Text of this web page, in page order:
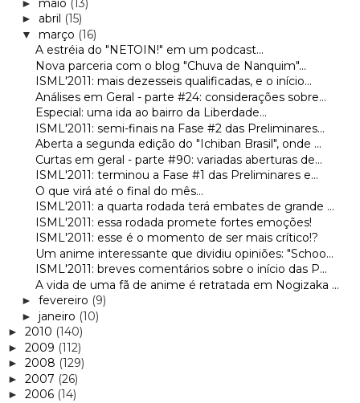
► maio (13)
► abril (15)
▼ março (16)
A estréia do "NETOIN!" em um podcast...
Nova parceria com o blog "Chuva de Nanquim"...
ISML'2011: mais dezesseis qualificadas, e o início...
Análises em Geral - parte #24: considerações sobre...
Especial: uma ida ao bairro da Liberdade...
ISML'2011: semi-finais na Fase #2 das Preliminares...
Aberta a segunda edição do "Ichiban Brasil", onde ...
Curtas em geral - parte #90: variadas aberturas de...
ISML'2011: terminou a Fase #1 das Preliminares e...
O que virá até o final do mês...
ISML'2011: a quarta rodada terá embates de grande ...
ISML'2011: essa rodada promete fortes emoções!
ISML'2011: esse é o momento de ser mais crítico!?
Um anime interessante que dividiu opiniões: "Schoo...
ISML'2011: breves comentários sobre o início das P...
A vida de uma fã de anime é retratada em Nogizaka ...
► fevereiro (9)
► janeiro (10)
► 2010 (140)
► 2009 (112)
► 2008 (129)
► 2007 (26)
► 2006 (14)